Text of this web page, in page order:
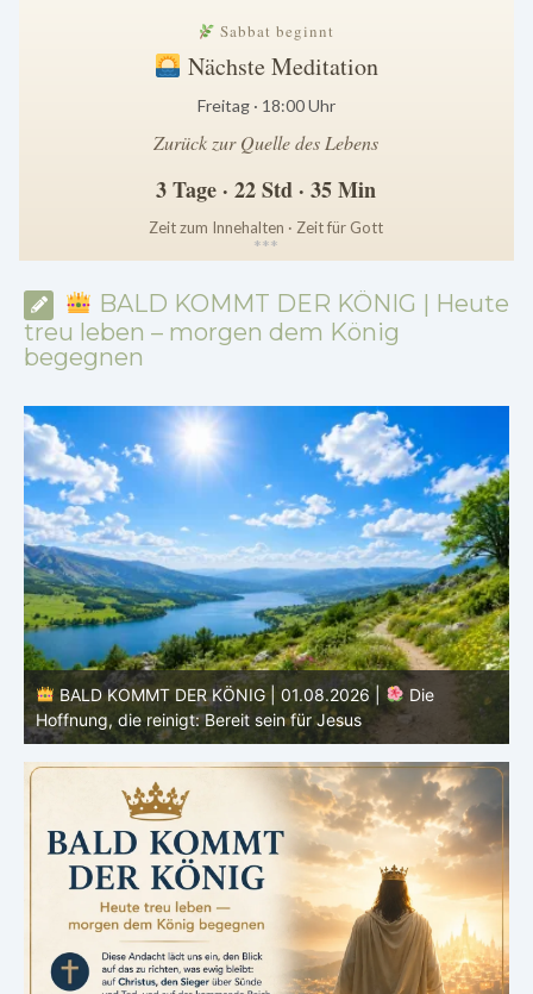
Sabbat beginnt
Nächste Meditation
Freitag · 18:00 Uhr
Zurück zur Quelle des Lebens
3 Tage · 22 Std · 35 Min
Zeit zum Innehalten · Zeit für Gott
***
BALD KOMMT DER KÖNIG | Heute
treu leben – morgen dem König
begegnen
BALD KOMMT DER KÖNIG | 01.08.2026 | Einführung in
den Monat |
August – Heiligung und Charakterbildung